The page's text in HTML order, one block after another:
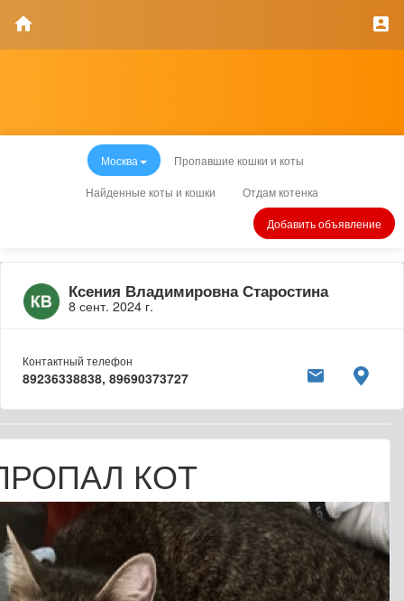
Москва Пропавшие кошки и коты
Найденные коты и кошки Отдам котенка
Добавить объявление
Ксения Владимировна Старостина
8 сент. 2024 г.
Контактный телефон
89236338838, 89690373727
КОТ